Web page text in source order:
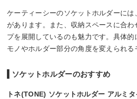
ケーティーシーのソケットホルダーには
があります。また、収納スペースに合わ
プを展開しているのも魅力です。具体
モノやホルダー部分の角度を変えられる
ソケットホルダーのおすすめ
トネ(TONE) ソケットホルダー アルミ